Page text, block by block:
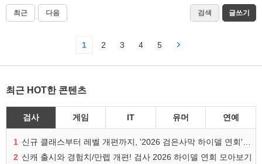
최근 다음 검색 글쓰기
1 2 3 4 5
최근 HOT한 콘텐츠
검사 게임 IT 유머 연예
1
2 신캐 출시와 경험치/만렙 개편! 검사 2026 하이델 연회 모아보기